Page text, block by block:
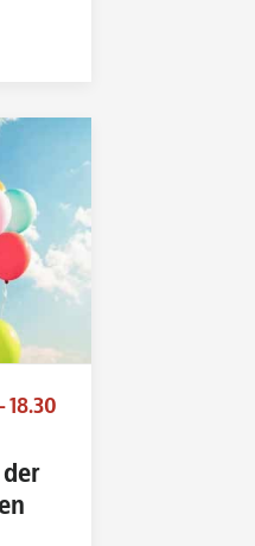
18.30